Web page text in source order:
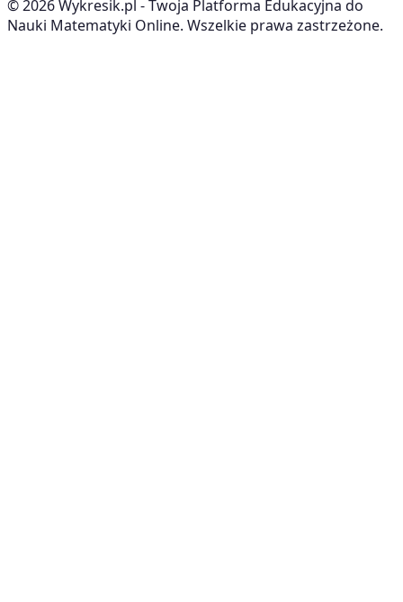
©2026Wykresik.pl - Twoja Platforma Edukacyjna do
Nauki Matematyki Online. Wszelkie prawa zastrzeżone.